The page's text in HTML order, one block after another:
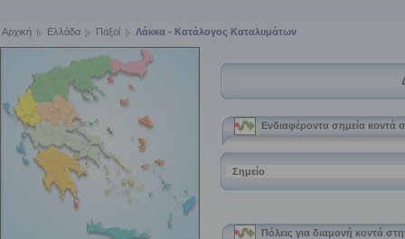
Αρχική Ελλάδα Παξοί Λάκκα - Κατάλογος Καταλυμάτων